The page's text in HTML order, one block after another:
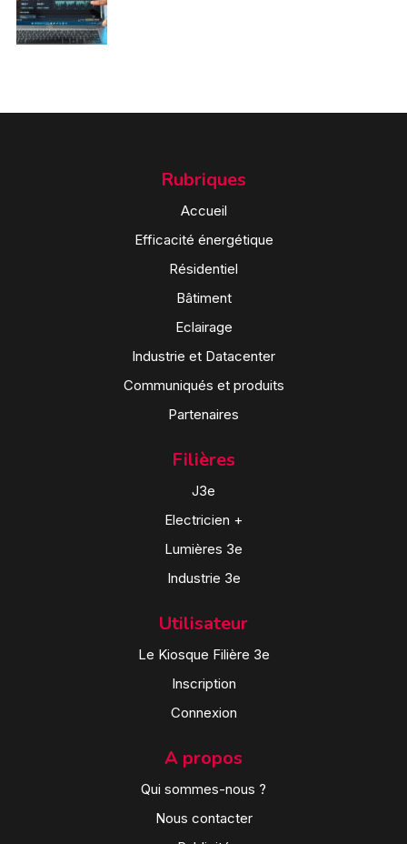
Rubriques
Accueil
Efficacité énergétique
Résidentiel
Bâtiment
Eclairage
Industrie et Datacenter
Communiqués et produits
Partenaires
Filières
J3e
Electricien +
Lumières 3e
Industrie 3e
Utilisateur
Le Kiosque Filière 3e
Inscription
Connexion
A propos
Qui sommes-nous ?
Nous contacter